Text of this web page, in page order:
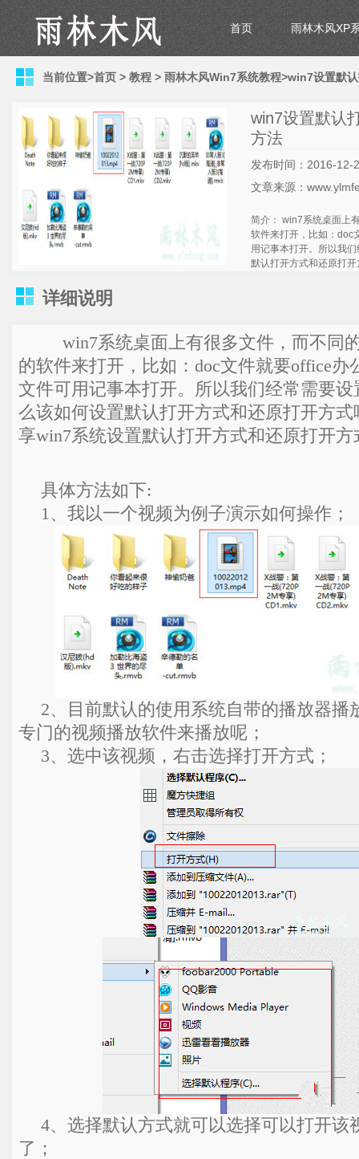
首页 雨林木风XP
当前位置>首页 > 教程 > 雨林木风Win7系统教程>win7设置默
win7设置默认
方法
发布时间：2016-12-
文章来源：
简介： win7系统桌面上
软件来打开，比如：doc
用记事本打开。所以我
默认打开方式和还原打开
详细说明
win7系统桌面上有很多文件，而不同
的软件来打开，比如：doc文件就要office办
文件可用记事本打开。所以我们经常需要
么该如何设置默认打开方式和还原打开方
享win7系统设置默认打开方式和还原打开方
具体方法如下:
1、我以一个视频为例子演示如何操作；
2、目前默认的使用系统自带的播放器播
专门的视频播放软件来播放呢；
3、选中该视频，右击选择打开方式；
4、选择默认方式就可以选择可以打开该
了；